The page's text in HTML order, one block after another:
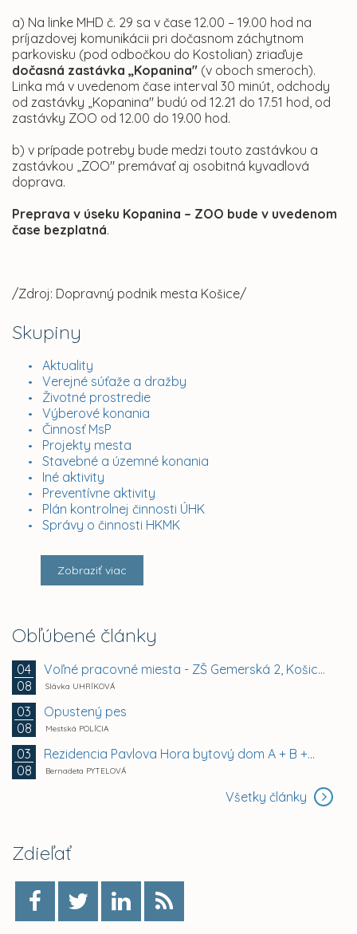
Skupiny
Aktuality
Verejné súťaže a dražby
Životné prostredie
Výberové konania
Činnosť MsP
Projekty mesta
Stavebné a územné konania
Iné aktivity
Preventívne aktivity
Plán kontrolnej činnosti ÚHK
Správy o činnosti HKMK
Zobraziť viac
Obľúbené články
04
08
Voľné pracovné miesta - ZŠ Gemerská 2, Košice -...
Slávka UHRÍKOVÁ
03
08
Opustený pes
Mestská POLÍCIA
03
08
Rezidencia Pavlova Hora bytový dom A + B +...
Bernadeta PYTELOVÁ
Všetky články
Zdieľať
a) Na linke MHD č. 29 sa v čase 12.00 – 19.00 hod na
príjazdovej komunikácii pri dočasnom záchytnom
parkovisku (pod odbočkou do Kostolian) zriaďuje
dočasná zastávka „Kopanina" (v oboch smeroch).
Linka má v uvedenom čase interval 30 minút, odchody
od zastávky „Kopanina" budú od 12.21 do 17.51 hod, od
zastávky ZOO od 12.00 do 19.00 hod.
b) v prípade potreby bude medzi touto zastávkou a
zastávkou „ZOO" premávať aj osobitná kyvadlová
doprava.
Preprava v úseku Kopanina – ZOO bude v uvedenom
čase bezplatná.
/Zdroj: Dopravný podnik mesta Košice/